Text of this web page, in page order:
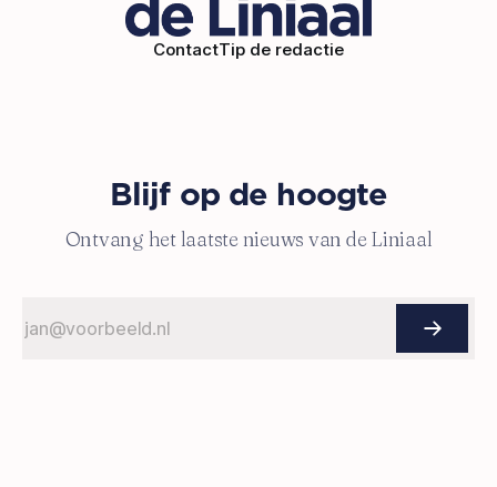
ContactTip de redactie
Blijf op de hoogte
Ontvang het laatste nieuws van de Liniaal